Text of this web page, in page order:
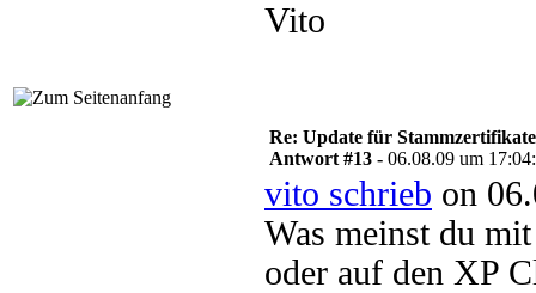
Vito
Re: Update für
Antwort #13 - 06.08.09 um
vito schrieb on
Was meinst du
oder auf den XP